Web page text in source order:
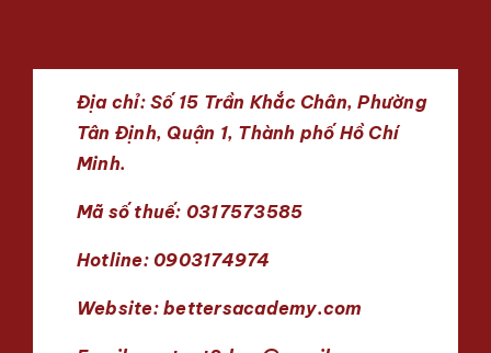
Địa chỉ: Số 15 Trần Khắc Chân, Phường
Tân Định, Quận 1, Thành phố Hồ Chí
Minh.
Mã số thuế: 0317573585
Hotline: 0903174974
Website:bettersacademy.com